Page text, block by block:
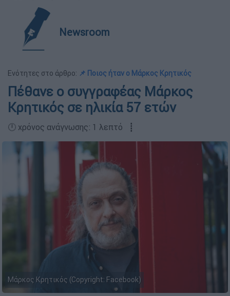
Newsroom
Ενότητες στο άρθρο: 📌 Ποιος ήταν ο Μάρκος Κρητικός
Πέθανε ο συγγραφέας Μάρκος
Κρητικός σε ηλικία 57 ετών
🕛 χρόνος ανάγνωσης: 1 λεπτό ┋
Μάρκος Κρητικός (Copyright: Facebook)